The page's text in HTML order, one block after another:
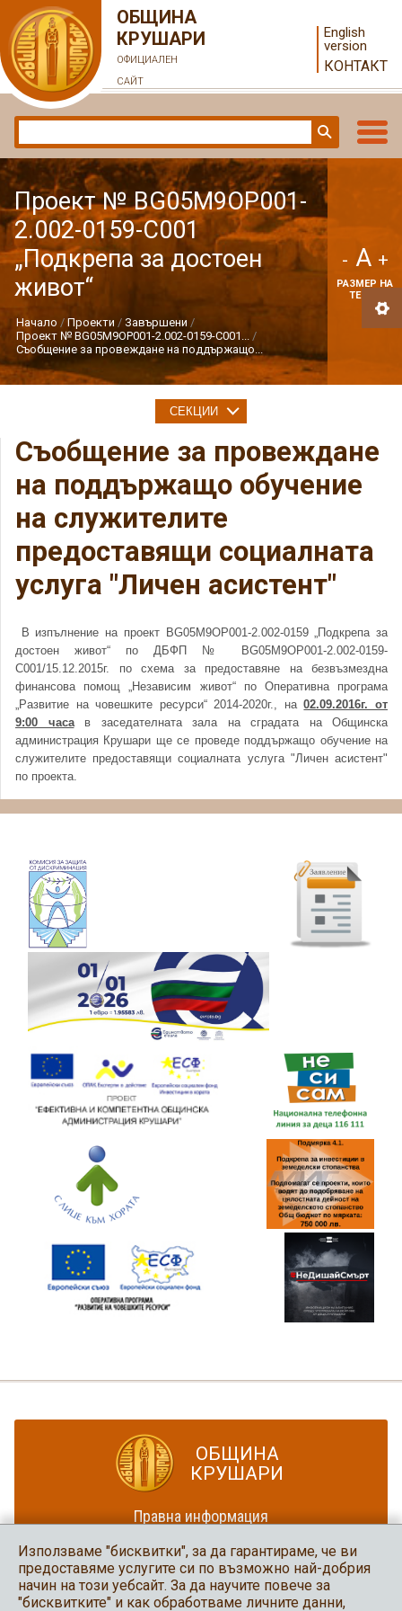
ОБЩИНА
КРУШАРИ
ОФИЦИАЛЕН
САЙТ
English
version
КОНТАКТ
Проект № BG05M9OP001-
2.002-0159-С001
„Подкрепа за достоен
живот“
Начало Проекти
Завършени
Проект № BG05M9OP001-2.002-0159-С001...
Съобщение за провеждане на поддържащо...
- A +
РАЗМЕР НА
ТЕКСТ
Съобщение за провеждане
на поддържащо обучение
на служителите
предоставящи социалната
услуга "Личен асистент"
В изпълнение на проект BG05M9OP001-2.002-0159 „Подкрепа за
достоен живот“ по ДБФП № BG05M9OP001-2.002-0159-
С001/15.12.2015г. по схема за предоставяне на безвъзмездна
финансова помощ „Независим живот“ по Оперативна програма
„Развитие на човешките ресурси“ 2014-2020г., на02.09.2016г. от
9:00 часав заседателната зала на сградата на Общинска
администрация Крушари ще се проведе поддържащо обучение на
служителите предоставящи социалната услуга "Личен асистент"
по проекта.
СЕКЦИИ
ОБЩИНА
КРУШАРИ
Правна информация
Карта на сайта
Община Крушари
в социалните мрежи
Използваме "бисквитки", за да гарантираме, че ви
предоставяме услугите си по възможно най-добрия
начин на този уебсайт. За да научите повече за
"бисквитките" и как обработваме личните данни,